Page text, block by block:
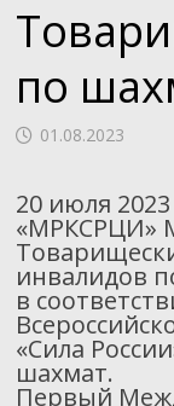
по
01.08.2023
20 июля
«МРКСРЦИ»
инвалидов
в
«Сила
шахмат.
Первый